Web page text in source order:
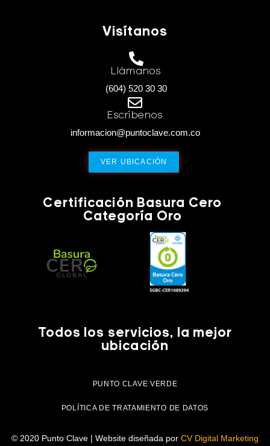
Visítanos
Llámanos
(604) 520 30 30
Escríbenos
informacion@puntoclave.com.co
VER UBICACIÓN
Certificación Basura Cero
Categoría Oro
Todos los servicios, la mejor
ubicación
PUNTO CLAVE VERDE
POLÍTICA DE TRATAMIENTO DE DATOS
© 2020 Punto Clave | Website diseñada por CV Digital Marketing